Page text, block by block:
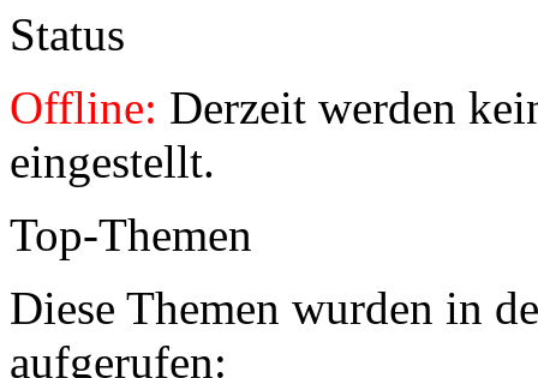
Status
Offline: Derzeit werden
eingestellt.
Top-Themen
Diese Themen wurden in
aufgerufen: